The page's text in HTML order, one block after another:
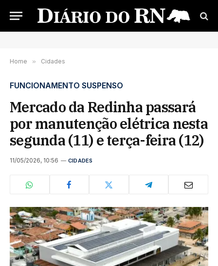
Home » Cidades
FUNCIONAMENTO SUSPENSO
Mercado da Redinha passará
por manutenção elétrica nesta
segunda (11) e terça-feira (12)
11/05/2026, 10:56 CIDADES